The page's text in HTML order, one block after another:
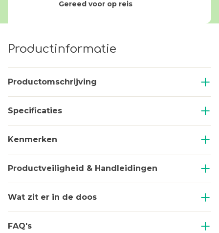
Productinformatie
Productomschrijving
Specificaties
Kenmerken
Productveiligheid & Handleidingen
Wat zit er in de doos
FAQ's
Gereed voor op reis